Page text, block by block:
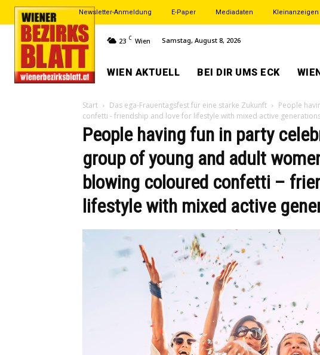
Newsletter-Anmeldung E-Paper Mediadaten Kleinanzeigen
23 C Wien Samstag, August 8, 2026
WIEN AKTUELL BEI DIR UMS ECK
Start Das ega-Frauentagsfest für eine starke Zukunft
People
confetti - friendship and love for lifestyle with mixed active
People having fun in party
group of young and adult
blowing coloured confetti –
lifestyle with mixed active